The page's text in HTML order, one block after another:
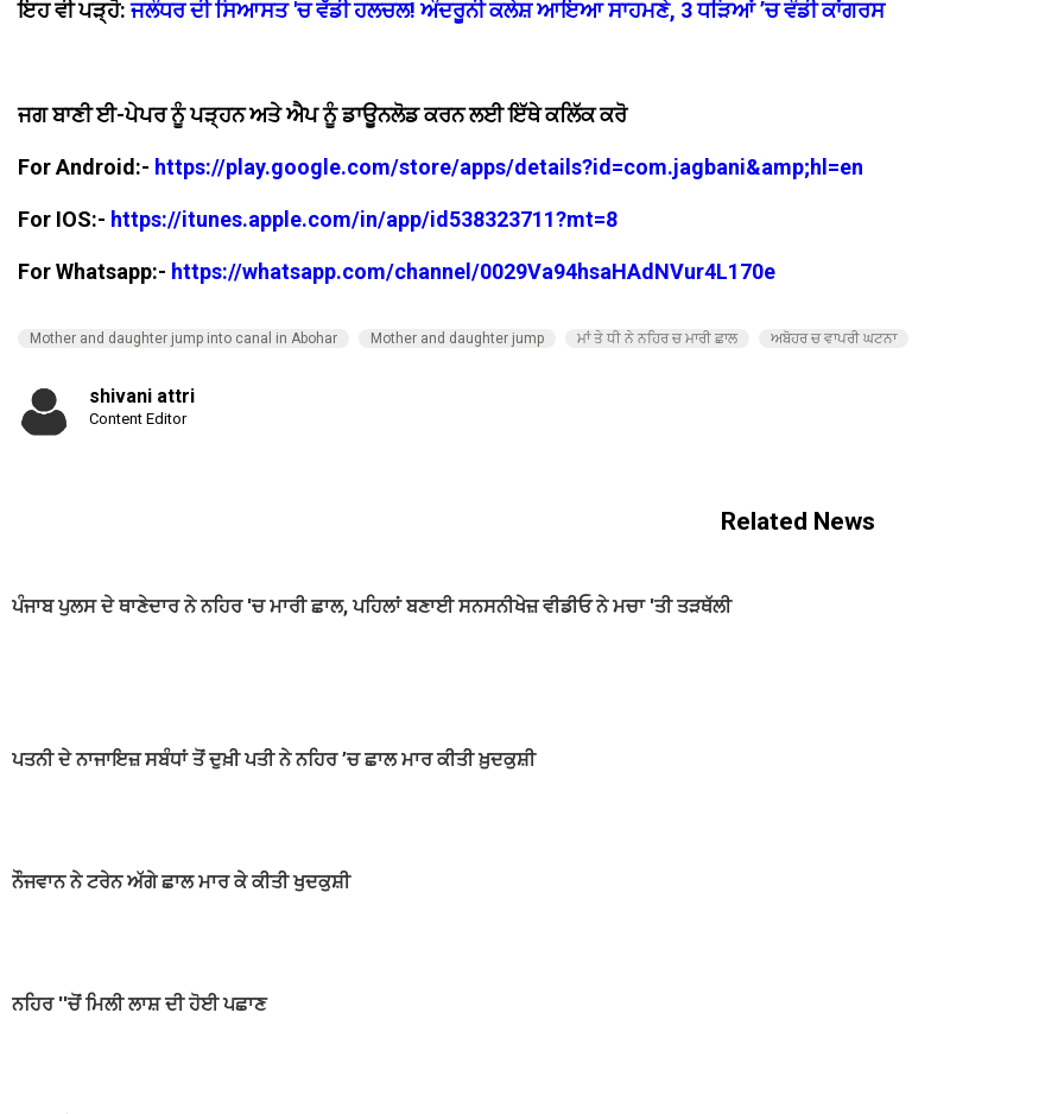
ਇਹ ਵੀ ਪੜ੍ਹੋ:ਜਲੰਧਰ ਦੀ ਸਿਆਸਤ 'ਚ ਵੱਡੀ ਹਲਚਲ! ਅੰਦਰੂਨੀ ਕਲੇਸ਼ ਆਇਆ ਸਾਹਮਣੇ, 3 ਧੜਿਆਂ ’ਚ ਵੰਡੀ ਕਾਂਗਰਸ
ਜਗ ਬਾਣੀ ਈ-ਪੇਪਰ ਨੂੰ ਪੜ੍ਹਨ ਅਤੇ ਐਪ ਨੂੰ ਡਾਊਨਲੋਡ ਕਰਨ ਲਈ ਇੱਥੇ ਕਲਿੱਕ ਕਰੋ
For Android:- https://play.google.com/store/apps/details?id=com.jagbani&amp;hl=en
For IOS:- https://itunes.apple.com/in/app/id538323711?mt=8
For Whatsapp:- https://whatsapp.com/channel/0029Va94hsaHAdNVur4L170e
Mother and daughter jump into canal in Abohar Mother and daughter jump ਮਾਂ ਤੇ ਧੀ ਨੇ ਨਹਿਰ ਚ ਮਾਰੀ ਛਾਲ ਅਬੋਹਰ ਚ ਵਾਪਰੀ ਘਟਨਾ
shivani attri
Content Editor
Related News
ਪੰਜਾਬ ਪੁਲਸ ਦੇ ਥਾਣੇਦਾਰ ਨੇ ਨਹਿਰ 'ਚ ਮਾਰੀ ਛਾਲ, ਪਹਿਲਾਂ ਬਣਾਈ ਸਨਸਨੀਖੇਜ਼ ਵੀਡੀਓ ਨੇ ਮਚਾ 'ਤੀ ਤੜਥੱਲੀ
ਪਤਨੀ ਦੇ ਨਾਜਾਇਜ਼ ਸਬੰਧਾਂ ਤੋਂ ਦੁਖ਼ੀ ਪਤੀ ਨੇ ਨਹਿਰ ’ਚ ਛਾਲ ਮਾਰ ਕੀਤੀ ਖ਼ੁਦਕੁਸ਼ੀ
ਨੌਜਵਾਨ ਨੇ ਟਰੇਨ ਅੱਗੇ ਛਾਲ ਮਾਰ ਕੇ ਕੀਤੀ ਖੁਦਕੁਸ਼ੀ
ਨਹਿਰ ''ਚੋਂ ਮਿਲੀ ਲਾਸ਼ ਦੀ ਹੋਈ ਪਛਾਣ